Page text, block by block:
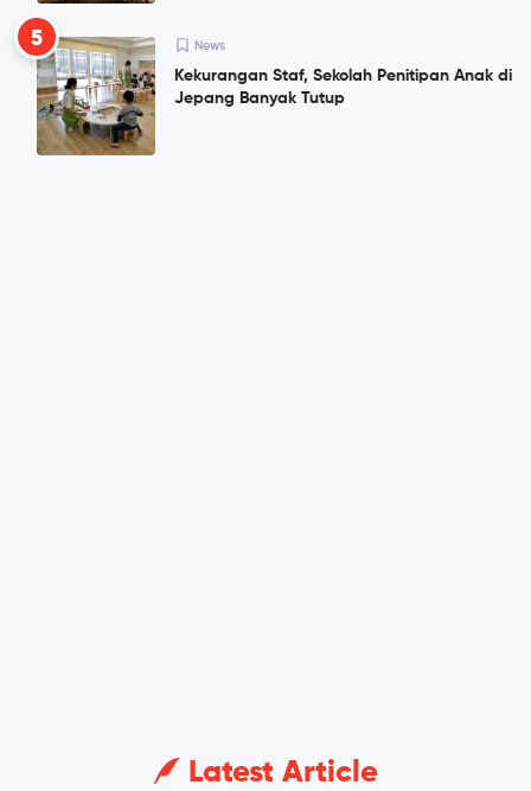
5 News
Kekurangan Staf, Sekolah Penitipan Anak di
Jepang Banyak Tutup
Latest Article